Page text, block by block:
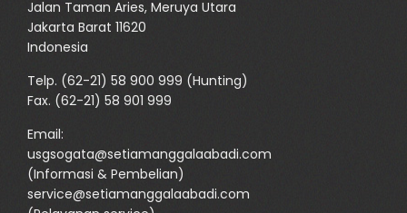
Jalan Taman Aries, Meruya Utara
Jakarta Barat 11620
Indonesia
Telp. (62-21) 58 900 999 (Hunting)
Fax. (62-21) 58 901 999
Email:
usgsogata@setiamanggalaabadi.com
(Informasi & Pembelian)
service@setiamanggalaabadi.com